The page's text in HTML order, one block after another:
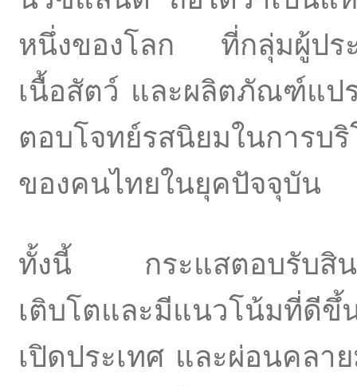
หนึ่งของโลก ที่กลุ่มผู้ประ
เนื้อสัตว์ และผลิตภัณฑ์แป
ตอบโจทย์รสนิยมในการบ
ของคนไทยในยุคปัจจุบัน
ทั้งนี้ กระแสตอบรับสินค้
เติบโตและมีแนวโน้มที่ดีขึ้
เปิดประเทศ และผ่อนคลา